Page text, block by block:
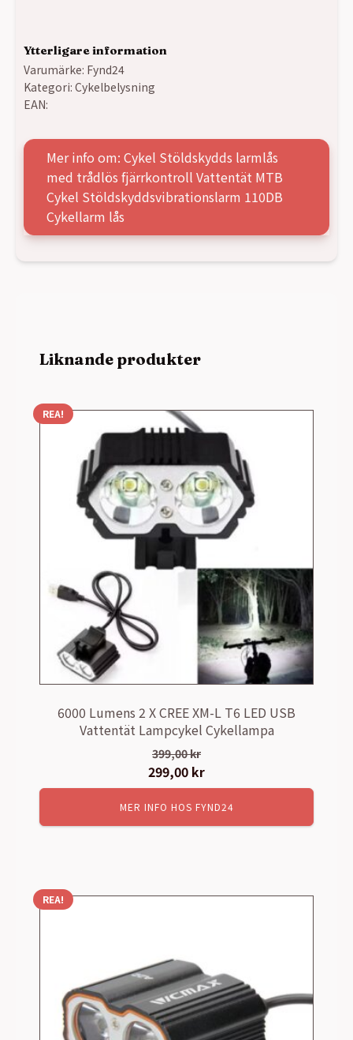
Ytterligare information
Varumärke: Fynd24
Kategori: Cykelbelysning
EAN:
Mer info om: Cykel Stöldskydds larmlås
med trådlös fjärrkontroll Vattentät MTB
Cykel Stöldskyddsvibrationslarm 110DB
Cykellarm lås
Liknande produkter
REA!
6000 Lumens 2 X CREE XM-L T6 LED USB
Vattentät Lampcykel Cykellampa
399,00kr
Det
ursprungliga
priset
var:
299,00 kr
nuvarande
priset
är:
MER INFO HOS FYND24
REA!